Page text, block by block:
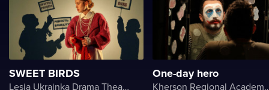
SWEET BIRDS
Lesia Ukrainka Drama Theater
One-day hero
Kherson Regional Academic